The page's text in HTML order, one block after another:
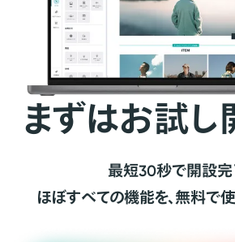
まずはお試し
最短30秒で開設完
ほぼすべての機能を、無料で使